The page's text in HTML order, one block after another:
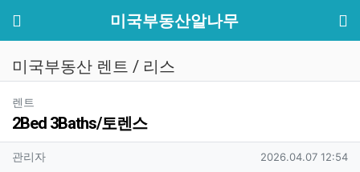
미국부동산알나무
미국부동산 렌트 / 리스
렌트
2Bed 3Baths/토렌스
작성자 정보
관리자작성 작성일
2026.04.07 12:54